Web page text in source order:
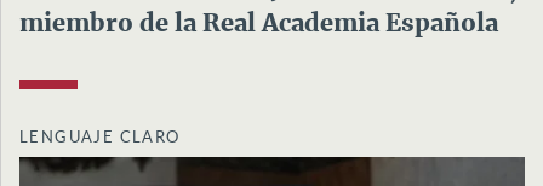
miembro de la Real Academia Española
LENGUAJE CLARO